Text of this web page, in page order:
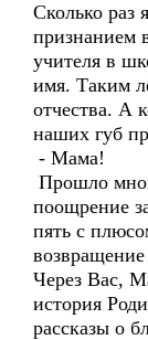
Сколько раз
признанием
учителя в
имя. Таким
отчества. А
наших губ
- Мама!
Прошло
поощрение
пять с
Через Вас,
история
рассказы о